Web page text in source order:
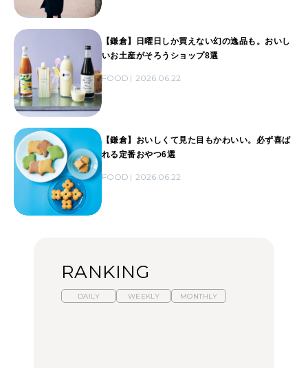
【鎌倉】日曜日しか買えない幻の逸品も。おいし
いお土産がそろうショップ8選
FOOD 2026.06.22
【鎌倉】おいしくて見た目もかわいい。必ず喜ば
れる定番おやつ6選
FOOD 2026.06.22
RANKING
DAILY WEEKLY MONTHLY